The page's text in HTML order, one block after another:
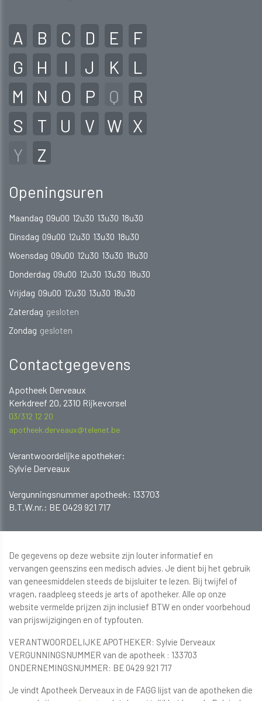
A B C D E
F
G
H I J K
L
M
N O P Q
R
S
T U V W X
Y
Z
Openingsuren
Maandag 09u00 12u30 13u30 18u30
Dinsdag 09u00 12u30 13u30 18u30
Woensdag 09u00 12u30 13u30 18u30
Donderdag 09u00 12u30 13u30 18u30
Vrijdag 09u00 12u30 13u30 18u30
Zaterdag gesloten
Zondag gesloten
Contactgegevens
Apotheek Derveaux
Kerkdreef 20, 2310 Rijkevorsel
03/312 12 20
apotheek.derveaux@telenet.be
Verantwoordelijke apotheker:
Sylvie Derveaux
​​​​​​Vergunningsnummer apotheek: 133703
B.T.W.nr.: BE 0429 921 717
De gegevens op deze website zijn louter informatief en
vervangen geenszins een medisch advies. Je dient bij het gebruik
van geneesmiddelen steeds de bijsluiter te lezen. Bij twijfel of
vragen, raadpleeg steeds je arts of apotheker. Alle op onze
website vermelde prijzen zijn inclusief BTW en onder voorbehoud
van prijswijzigingen en of typfouten.
VERANTWOORDELIJKE APOTHEKER: Sylvie Derveaux
VERGUNNINGSNUMMER van de apotheek : 133703
ONDERNEMINGSNUMMER: BE 0429 921 717
Je vindt Apotheek Derveaux in de FAGG lijst van de apotheken die